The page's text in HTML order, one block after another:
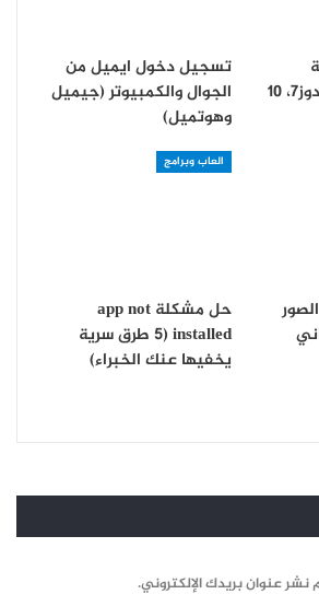
للكمبيوتر على ويندوز7، 10
تسجيل دخول ايميل من
الجوال والكمبيوتر (جيميل
وهوتميل)
العاب وبرامج
حل مشكلة app not
installed (5 طرق سرية
يخفيها عنك الخبراء)
نشر عنوان بريدك الإلكتروني.